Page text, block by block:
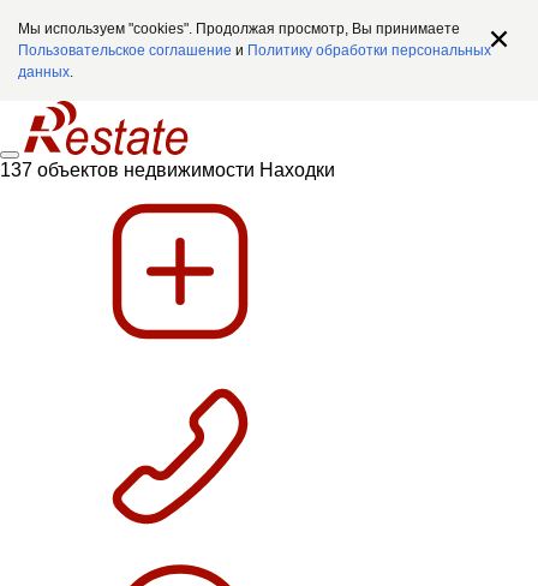
Мы используем "cookies". Продолжая просмотр, Вы принимаете
Пользовательское соглашение и Политику обработки персональных
данных.
137 объектов недвижимости Находки